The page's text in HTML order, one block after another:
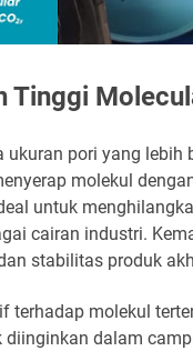
Tinggi
ukuran pori yang lebih
molekul
untuk
cairan industri.
stabilitas produk
terhadap molekul
dalam